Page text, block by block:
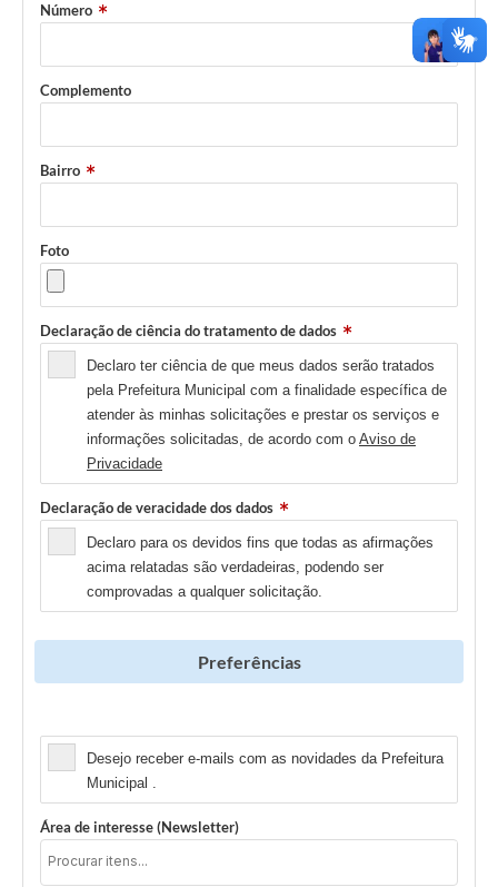
Número
Complemento
Bairro
Foto
Declaração de ciência do tratamento de dados
Declaro ter ciência de que meus dados serão tratados
pela Prefeitura Municipal com a finalidade específica de
atender às minhas solicitações e prestar os serviços e
informações solicitadas, de acordo com o Aviso de
Privacidade
Declaração de veracidade dos dados
Declaro para os devidos fins que todas as afirmações
acima relatadas são verdadeiras, podendo ser
comprovadas a qualquer solicitação.
Preferências
Desejo receber e-mails com as novidades da Prefeitura
Municipal .
Área de interesse (Newsletter)